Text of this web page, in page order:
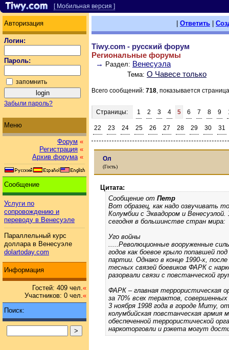
[ Мобильная версия ]
Авторизация
Логин:
Пароль:
запомнить
Забыли пароль?
Меню
Форум «
Регистрация «
Архив форума «
Сообщение
Услуги по
сопровождению и
переводу в Венесуэле
Параллельный курс
доллара в Венесуэле
dolartoday.com
Информация
Гостей: 409 чел.«
Участников: 0 чел.«
Поиск:
Ответить
Tiwy.com - русский форум
Региональные форумы
→ Раздел: Венесуэла
Тема: О Чавесе только
Всего сообщений: 718, показывается
Страницы: 1 2 3 4 5 6 7 8 9
22 23 24 25 26 27 28 29 30 31
Ол
(Гость)
Цитата:
Сообщение от Петр
Вот образец, как надо озвучивать
Колумбии с Эквадором и
сегодня в большинстве стран мира:
Уго войны
.....Революционные вооруженные
годов как боевое крыло попавшей
партии. Однако в конце 1990-х,
тесных связей боевиков ФАРК с
разорвали связи с повстанческой
ФАРК – главная террористическая
за 70% всех терактов,
3 ноября 1998 года в городе Миту,
колумбийская повстанческая
обеспеченной террористической
наркоторговли и рэкета могут